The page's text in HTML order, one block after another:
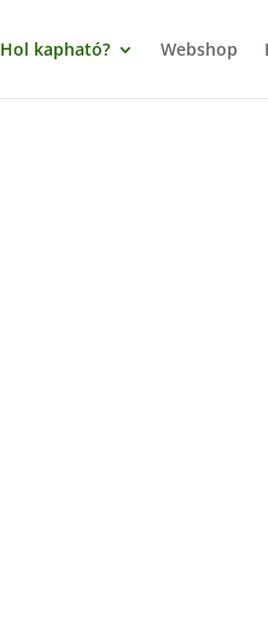
Hol kapható? Webshop